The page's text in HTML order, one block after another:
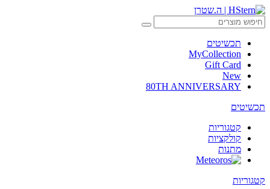
תכשיטים
MyCollection
Gift Card
New
80TH ANNIVERSARY
תכשיטים
קטגוריות
קולקציות
מתנות
קטגוריות